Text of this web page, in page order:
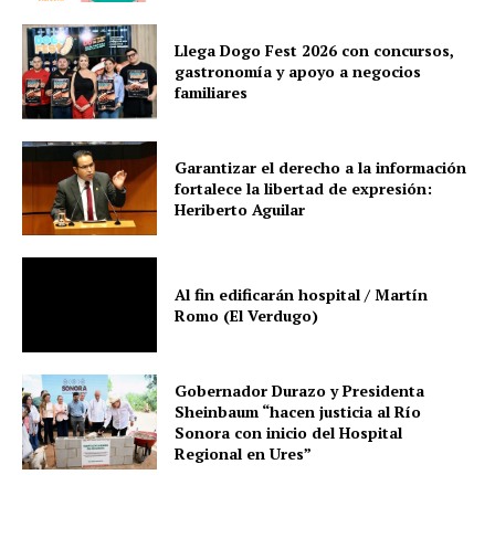
Llega Dogo Fest 2026 con concursos,
gastronomía y apoyo a negocios
familiares
Garantizar el derecho a la información
fortalece la libertad de expresión:
Heriberto Aguilar
Al fin edificarán hospital / Martín
Romo (El Verdugo)
Gobernador Durazo y Presidenta
Sheinbaum “hacen justicia al Río
Sonora con inicio del Hospital
Regional en Ures”